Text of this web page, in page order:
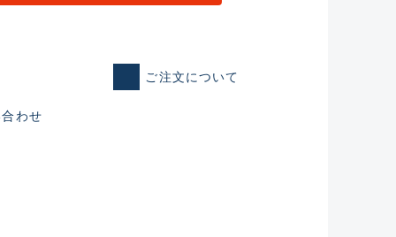
れた未使用
ご注文について
わせ